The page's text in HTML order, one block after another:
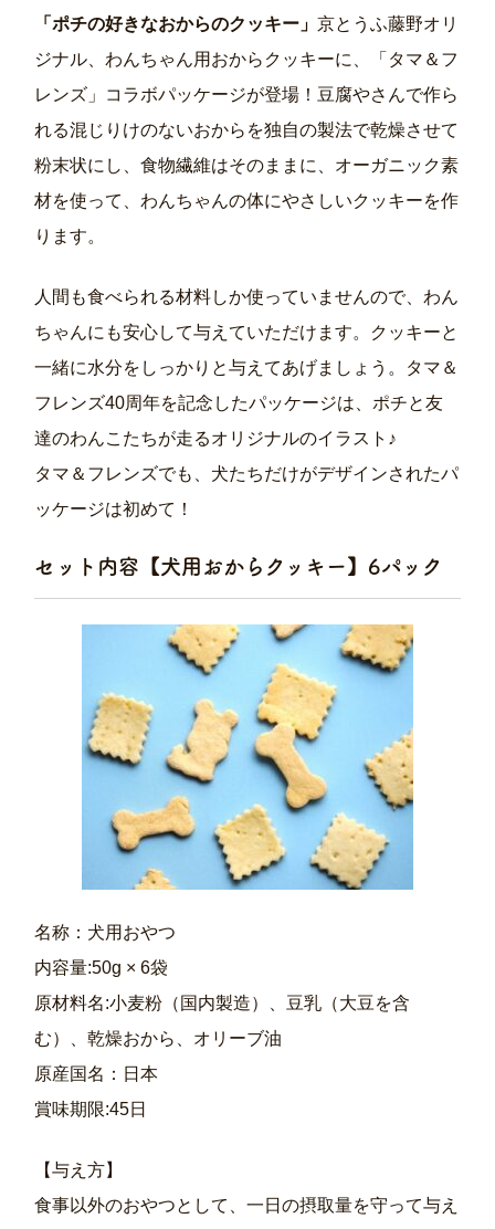
（犬
個
「ポチの好きなおからのクッキー」京とうふ藤野オリ
ジナル、わんちゃん用おからクッキーに、「タマ＆フ
レンズ」コラボパッケージが登場！豆腐やさんで作ら
れる混じりけのないおからを独自の製法で乾燥させて
粉末状にし、食物繊維はそのままに、オーガニック素
材を使って、わんちゃんの体にやさしいクッキーを作
ります。
人間も食べられる材料しか使っていませんので、わん
ちゃんにも安心して与えていただけます。クッキーと
一緒に水分をしっかりと与えてあげましょう。タマ＆
フレンズ40周年を記念したパッケージは、ポチと友
達のわんこたちが走るオリジナルのイラスト♪
タマ＆フレンズでも、犬たちだけがデザインされたパ
ッケージは初めて！
セット内容【犬用おからクッキー】6パック
名称：犬用おやつ
内容量:50g × 6袋
原材料名:小麦粉（国内製造）、豆乳（大豆を含
む）、乾燥おから、オリーブ油
原産国名：日本
賞味期限:45日
【与え方】
食事以外のおやつとして、一日の摂取量を守って与え